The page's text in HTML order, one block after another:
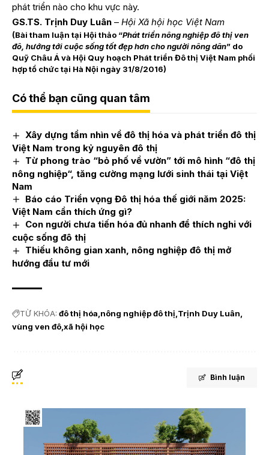
phát triển nào cho khu vực này.
GS.TS. Trịnh Duy Luân – Hội Xã hội học Việt Nam
(Bài tham luận tại Hội thảo “Phát triển nông nghiệp đô thị ven
đô, hướng tới cuộc sống tốt đẹp hơn cho người nông dân” do
Quỹ Châu Á và Hội Quy hoạch Phát triển Đô thị Việt Nam phối
hợp tổ chức tại Hà Nội ngày 31/8/2016)
Có thể bạn cũng quan tâm
Xây dựng tầm nhìn về đô thị hóa và phát triển đô thị
Việt Nam trong kỷ nguyên đô thị
Từ phong trào “bỏ phố về vườn” tới mô hình “đô thị
nông nghiệp“, tăng cường mạng lưới sinh thái tại Việt
Nam
Báo cáo Triển vọng Đô thị hóa thế giới năm 2025:
Việt Nam cần thích ứng gì?
Con người chưa tiến hóa đủ nhanh để thích nghi với
cuộc sống đô thị
Thiếu không gian xanh, nông nghiệp đô thị mở
hướng đầu tư mới
TỪ KHÓA: đô thị hóa nông nghiệp đô thị Trịnh Duy Luân
vùng ven đô xã hội học
Bình luận